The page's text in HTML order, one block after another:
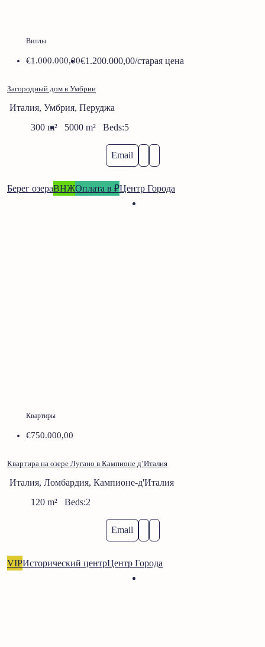
Виллы
€1.000.000,00€1.200.000,00/старая цена
Загородный дом в Умбрии
Италия, Умбрия, Перуджа
300 m² 5000 m² Beds:5
Email
Берег озераВНЖОплата в ₽Центр Города
Квартиры
€750.000,00
Квартира на озере Лугано в Кампионе д’Италия
Италия, Ломбардия, Кампионе-д'Италия
120 m² Beds:2
Email
VIPИсторический центрЦентр Города